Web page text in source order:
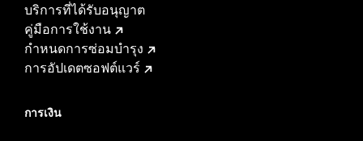
บริการที่ได้รับอนุญาต
คู่มือการใช้งาน
กำหนดการซ่อมบำรุง
การอัปเดตซอฟต์แวร์
การเงิน